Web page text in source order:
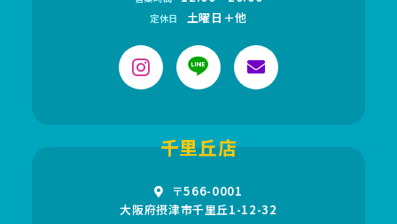
定休日 土曜日＋他
千里丘店
〒566-0001
大阪府摂津市千里丘1-12-32